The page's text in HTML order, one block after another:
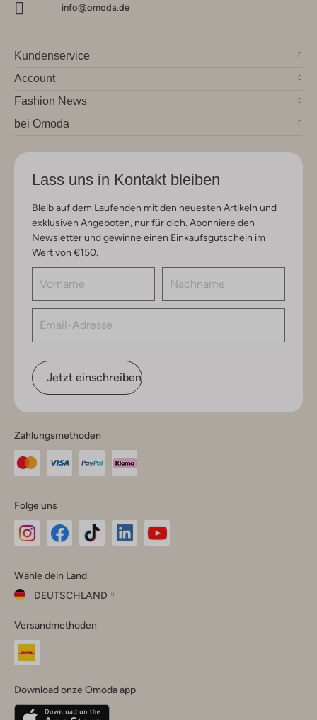
info@omoda.de
Kundenservice
Account
Fashion News
bei Omoda
Lass uns in Kontakt bleiben
Bleib auf dem Laufenden mit den neuesten Artikeln und
exklusiven Angeboten, nur für dich. Abonniere den
Newsletter und gewinne einen Einkaufsgutschein im
Wert von €150.
Jetzt einschreiben
Zahlungsmethoden
Folge uns
Instagram
Facebook
TikTok
Wähle dein Land
DEUTSCHLAND
dein
Land
Belgique(Français)
Versandmethoden
Download onze Omoda app